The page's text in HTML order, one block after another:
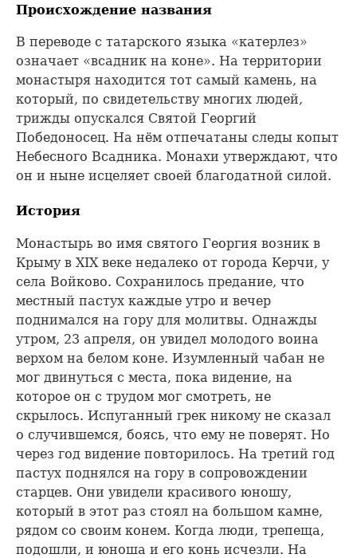
Происхождение названия
В переводе с татарского языка «катерлез»
означает «всадник на коне». На территории
монастыря находится тот самый камень, на
который, по свидетельству многих людей,
трижды опускался Святой Георгий
Победоносец. На нём отпечатаны следы копыт
Небесного Всадника. Монахи утверждают, что
он и ныне исцеляет своей благодатной силой.
История
Монастырь во имя святого Георгия возник в
Крыму в XIX веке недалеко от города Керчи, у
села Войково. Сохранилось предание, что
местный пастух каждые утро и вечер
поднимался на гору для молитвы. Однажды
утром, 23 апреля, он увидел молодого воина
верхом на белом коне. Изумленный чабан не
мог двинуться с места, пока видение, на
которое он с трудом мог смотреть, не
скрылось. Испуганный грек никому не сказал
о случившемся, боясь, что ему не поверят. Но
через год видение повторилось. На третий год
пастух поднялся на гору в сопровождении
старцев. Они увидели красивого юношу,
который в этот раз стоял на большом камне,
рядом со своим конем. Когда люди, трепеща,
подошли, и юноша и его конь исчезли. На